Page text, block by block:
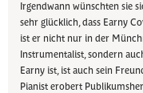
Irgendwann wünschten sie
sehr glücklich, dass Earny
ist er nicht nur in der
Instrumentalist, sondern
Earny ist, ist auch sein
Pianist erobert